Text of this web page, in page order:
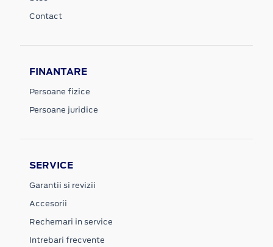
Contact
FINANTARE
Persoane fizice
Persoane juridice
SERVICE
Garantii si revizii
Accesorii
Rechemari in service
Intrebari frecvente